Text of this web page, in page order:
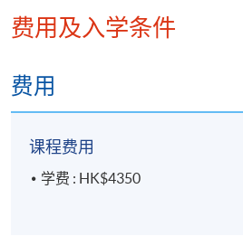
企业融资管道
股权融资（IPO、私募）
财务风险辨识
汇率风险、利率风险对策
香港企业常见风险管理工具
费用及入学条件
费用
课程费用
学费 : HK$4350